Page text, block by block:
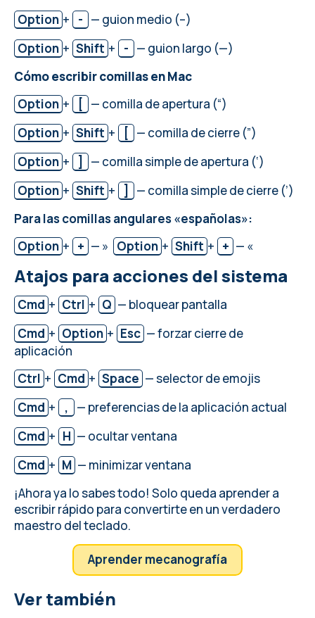
Option + - — guion medio (–)
Option + Shift + - — guion largo (—)
Cómo escribir comillas en Mac
Option + [ — comilla de apertura (“)
Option + Shift + [ — comilla de cierre (”)
Option + ]
— comilla simple de apertura (‘)
Option + Shift + ]
— comilla simple de cierre (’)
Para las comillas angulares «españolas»:
Option + + — » Option + Shift + + — «
Atajos para acciones del sistema
Cmd + Ctrl + Q — bloquear pantalla
Cmd + Option + Esc — forzar cierre de
aplicación
Ctrl + Cmd + Space — selector de emojis
Cmd + ,
— preferencias de la aplicación actual
Cmd + H — ocultar ventana
Cmd + M — minimizar ventana
¡Ahora ya lo sabes todo! Solo queda aprender a
escribir rápido para convertirte en un verdadero
maestro del teclado.
Aprender mecanografía
Ver también